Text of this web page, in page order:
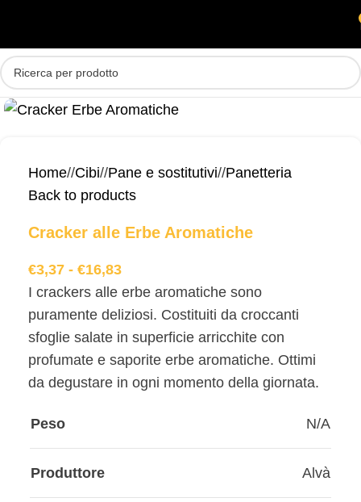
Home/ Cibi/ Pane e sostitutivi/ Panetteria
Back to products
Cracker alle Erbe Aromatiche
€3,37 - €16,83
I crackers alle erbe aromatiche sono
puramente deliziosi. Costituiti da croccanti
sfoglie salate in superficie arricchite con
profumate e saporite erbe aromatiche. Ottimi
da degustare in ogni momento della giornata.
Peso N/A
Produttore Alvà